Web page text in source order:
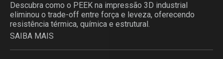
Descubra como o PEEK na impressão 3D industrial
eliminou o trade-off entre força e leveza, oferecendo
resistência térmica, química e estrutural.
SAIBA MAIS